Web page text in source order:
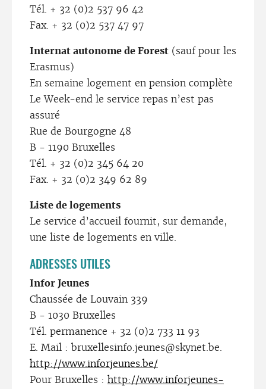
Tél. + 32 (0)2 537 96 42
Fax. + 32 (0)2 537 47 97
Internat autonome de Forest (sauf pour les
Erasmus)
En semaine logement en pension complète
Le Week-end le service repas n’est pas
assuré
Rue de Bourgogne 48
B - 1190 Bruxelles
Tél. + 32 (0)2 345 64 20
Fax. + 32 (0)2 349 62 89
Liste de logements
Le service d’accueil fournit, sur demande,
une liste de logements en ville.
ADRESSES UTILES
Infor Jeunes
Chaussée de Louvain 339
B - 1030 Bruxelles
Tél. permanence + 32 (0)2 733 11 93
E. Mail : bruxellesinfo.jeunes@skynet.be.
http://www.inforjeunes.be/
Pour Bruxelles : http://www.inforjeunes-